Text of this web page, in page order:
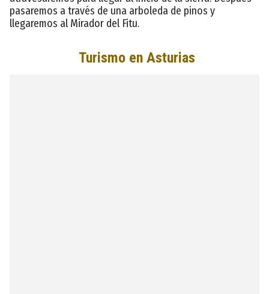
pasaremos a través de una arboleda de pinos y
llegaremos al Mirador del Fitu.